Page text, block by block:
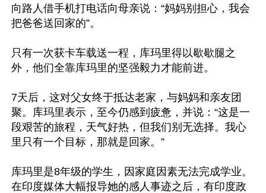
向路人借手机打电话向母亲说：“妈妈别担心，我会
把爸爸送回家的”。
只有一次获卡车载送一程，库玛里得以歇歇腿之
外，他们全靠库玛里的坚强毅力才能前进。
7天后，这对父女终于抵达老家，与妈妈和亲友团
聚。库玛里表示，至今仍感到疲惫，并说：“这是一
段艰苦的旅程，天气好热，但我们别无选择。我心
里只有一个目标，那就是回家。”
库玛里是8年级的学生，因家庭因素无法完成学业。
在印度媒体大幅报导她的感人事迹之后，有印度政